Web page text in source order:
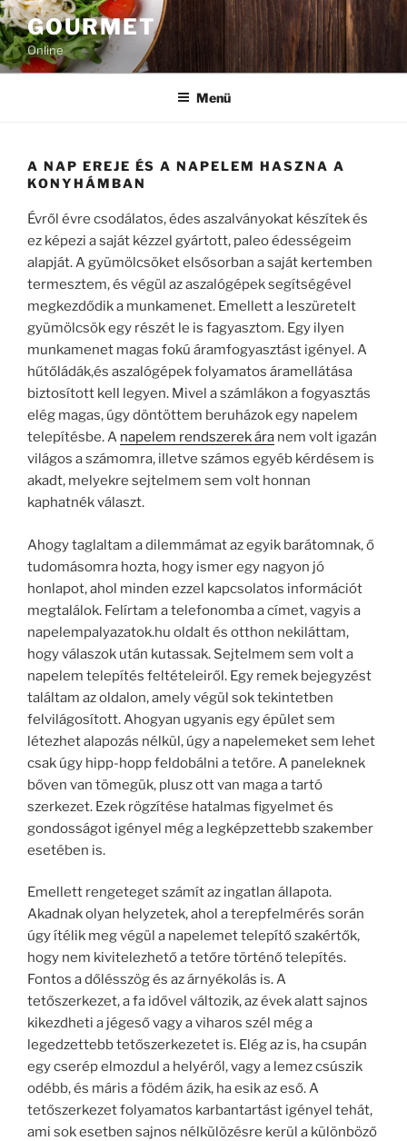
Tartalomhoz
GOURMET
Online
Menü
A NAP EREJE ÉS A NAPELEM HASZNA A
KONYHÁMBAN
Évről évre csodálatos, édes aszalványokat készítek és
ez képezi a saját kézzel gyártott, paleo édességeim
alapját. A gyümölcsöket elsősorban a saját kertemben
termesztem, és végül az aszalógépek segítségével
megkezdődik a munkamenet. Emellett a leszüretelt
gyümölcsök egy részét le is fagyasztom. Egy ilyen
munkamenet magas fokú áramfogyasztást igényel. A
hűtőládák,és aszalógépek folyamatos áramellátása
biztosított kell legyen. Mivel a számlákon a fogyasztás
elég magas, úgy döntöttem beruházok egy napelem
telepítésbe. A napelem rendszerek ára nem volt igazán
világos a számomra, illetve számos egyéb kérdésem is
akadt, melyekre sejtelmem sem volt honnan
kaphatnék választ.
Ahogy taglaltam a dilemmámat az egyik barátomnak, ő
tudomásomra hozta, hogy ismer egy nagyon jó
honlapot, ahol minden ezzel kapcsolatos információt
megtalálok. Felírtam a telefonomba a címet, vagyis a
napelempalyazatok.hu oldalt és otthon nekiláttam,
hogy válaszok után kutassak. Sejtelmem sem volt a
napelem telepítés feltételeiről. Egy remek bejegyzést
találtam az oldalon, amely végül sok tekintetben
felvilágosított. Ahogyan ugyanis egy épület sem
létezhet alapozás nélkül, úgy a napelemeket sem lehet
csak úgy hipp-hopp feldobálni a tetőre. A paneleknek
bőven van tömegük, plusz ott van maga a tartó
szerkezet. Ezek rögzítése hatalmas figyelmet és
gondosságot igényel még a legképzettebb szakember
esetében is.
Emellett rengeteget számít az ingatlan állapota.
Akadnak olyan helyzetek, ahol a terepfelmérés során
úgy ítélik meg végül a napelemet telepítő szakértők,
hogy nem kivitelezhető a tetőre történő telepítés.
Fontos a dőlésszög és az árnyékolás is. A
tetőszerkezet, a fa idővel változik, az évek alatt sajnos
kikezdheti a jégeső vagy a viharos szél még a
legedzettebb tetőszerkezetet is. Elég az is, ha csupán
egy cserép elmozdul a helyéről, vagy a lemez csúszik
odébb, és máris a födém ázik, ha esik az eső. A
tetőszerkezet folyamatos karbantartást igényel tehát,
ami sok esetben sajnos nélkülözésre kerül a különböző